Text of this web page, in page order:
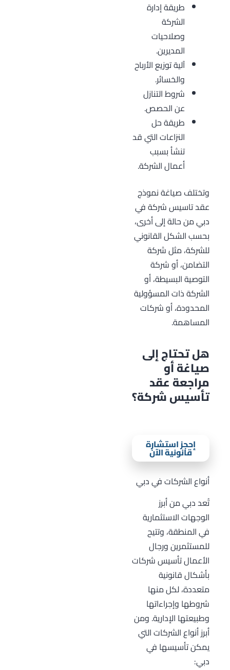
طريقة إدارة
الشركة
وصلاحيات
المديرين.
آلية توزيع الأرباح
والخسائر.
شروط التنازل
عن الحصص.
طريقة حل
النزاعات التي قد
تنشأ بسبب
أعمال الشركة.
وتختلف صياغة نموذج
عقد تاسيس شركة في
دبي من حالة إلى أخرى،
بحسب الشكل القانوني
للشركة، مثل شركة
التضامن، أو شركة
التوصية البسيطة، أو
الشركة ذات المسؤولية
المحدودة، أو شركات
المساهمة.
هل تحتاج إلى
صياغة أو
مراجعة عقد
تأسيس شركة؟
إحجز استشارة
قانونية الآن
أنواع الشركات في دبي
تُعد دبي من أبرز
الوجهات الاستثمارية
في المنطقة، وتتيح
للمستثمرين ورجال
الأعمال تأسيس شركات
بأشكال قانونية
متعددة، لكل منها
شروطها وإجراءاتها
وطبيعتها الإدارية. ومن
أبرز أنواع الشركات التي
يمكن تأسيسها في
دبي: